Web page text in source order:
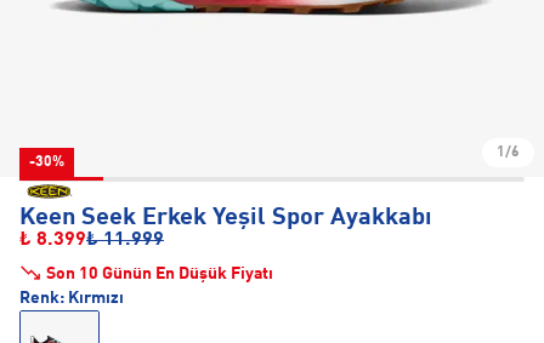
-30%
1/6
Keen Seek Erkek Yeşil Spor Ayakkabı
₺ 8.399₺ 11.999
Son 10 Günün En Düşük Fiyatı
Renk: Kırmızı